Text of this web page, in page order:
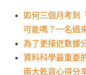
如何三個月考到
可能嗎？一名過
為了更接近數據
資料科學最重要
兩大乾貨心得分